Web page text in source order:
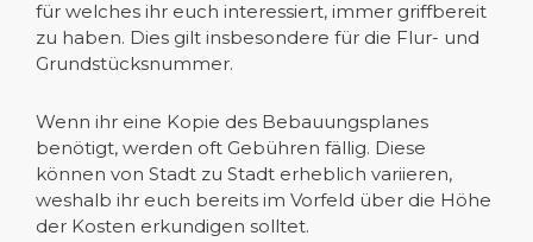
für welches ihr euch interessiert, immer griffbereit
zu haben. Dies gilt insbesondere für die Flur- und
Grundstücksnummer.
Wenn ihr eine Kopie des Bebauungsplanes
benötigt, werden oft Gebühren fällig. Diese
können von Stadt zu Stadt erheblich variieren,
weshalb ihr euch bereits im Vorfeld über die Höhe
der Kosten erkundigen solltet.